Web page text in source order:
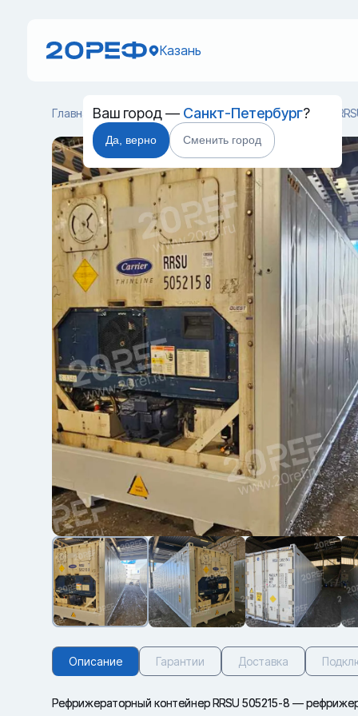
Казань
Ваш город — Санкт-Петербург?
Да, верно Сменить город
Главная Каталог Рефрижераторные контейнеры
Описание Гарантии Доставка
Рефрижераторный контейнер RRSU 505215-8 —